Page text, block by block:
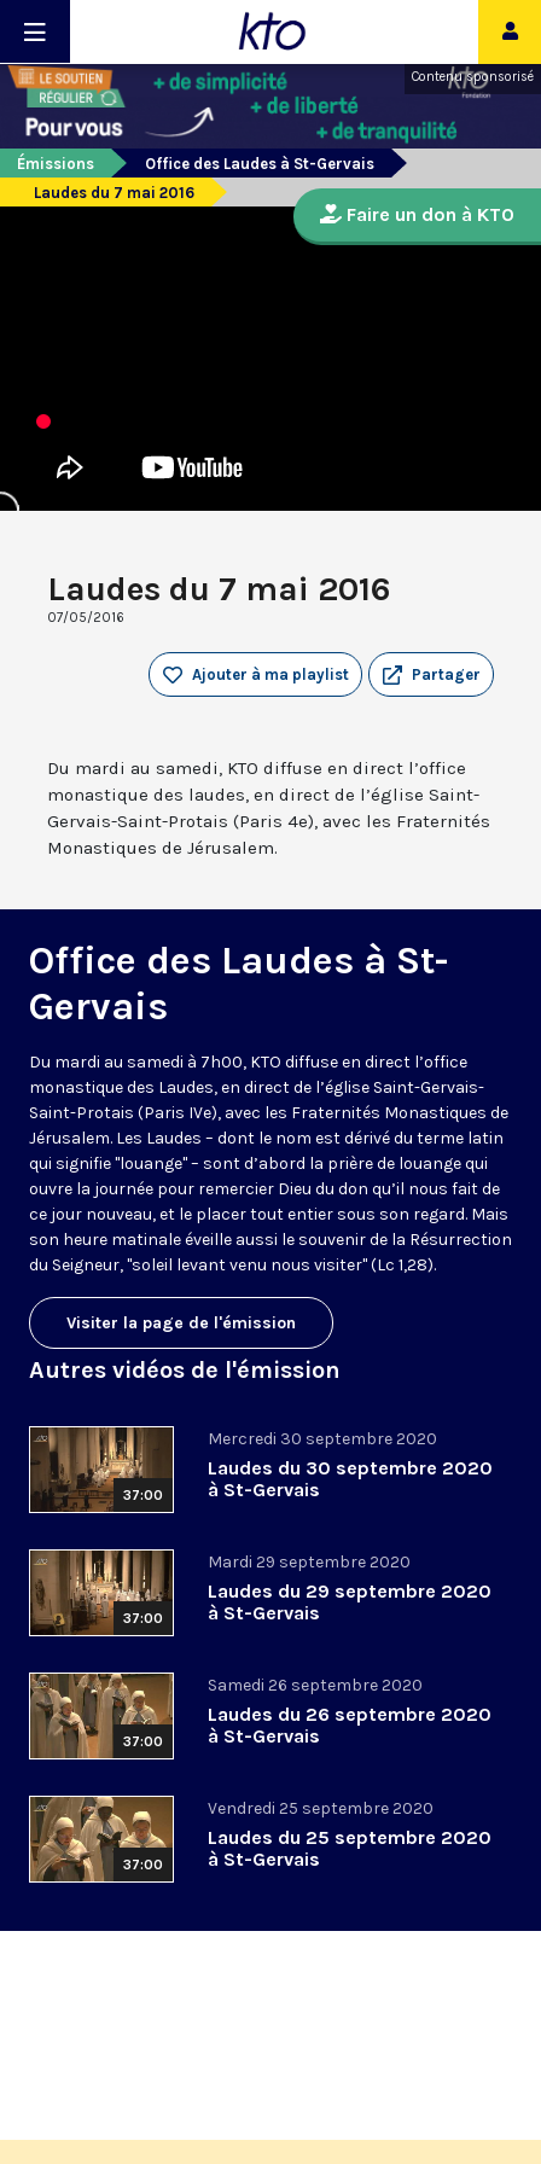
Contenu sponsorisé
Émissions
Office des Laudes à St-Gervais
Laudes du 7 mai 2016
Laudes du 7 mai 2016
07/05/2016
Partager
Ajouter à ma playlist
Du mardi au samedi, KTO diffuse en direct l’office
monastique des laudes, en direct de l’église Saint-
Gervais-Saint-Protais (Paris 4e), avec les Fraternités
Monastiques de Jérusalem.
Office des Laudes à St-
Gervais
Du mardi au samedi à 7h00, KTO diffuse en direct l’office
monastique des Laudes, en direct de l’église Saint-Gervais-
Saint-Protais (Paris IVe), avec les Fraternités Monastiques de
Jérusalem. Les Laudes – dont le nom est dérivé du terme latin
qui signifie "louange" – sont d’abord la prière de louange qui
ouvre la journée pour remercier Dieu du don qu’il nous fait de
ce jour nouveau, et le placer tout entier sous son regard. Mais
son heure matinale éveille aussi le souvenir de la Résurrection
du Seigneur, "soleil levant venu nous visiter" (Lc 1,28).
Visiter la page de l'émission
Autres vidéos de l'émission
37:00
Mercredi 30 septembre 2020
Laudes du 30 septembre 2020
à St-Gervais
37:00
Mardi 29 septembre 2020
Laudes du 29 septembre 2020
à St-Gervais
37:00
Samedi 26 septembre 2020
Laudes du 26 septembre 2020
à St-Gervais
37:00
Vendredi 25 septembre 2020
Laudes du 25 septembre 2020
à St-Gervais
Faire un don à KTO